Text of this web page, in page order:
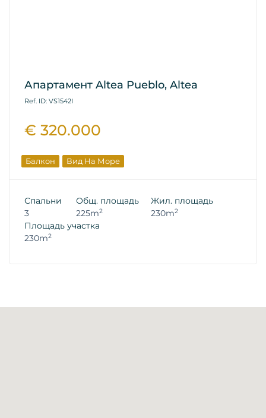
Апартамент Altea Pueblo, Altea
Ref. ID: VS1542I
€ 320.000
Балкон Вид На Море
Спальни
3
Общ. площадь
225m2
Жил. площадь
230m2
Площадь участка
230m2